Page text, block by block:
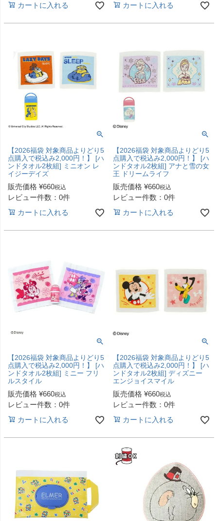
カートに入れる カートに入れる
【2026福袋 対象商品よりどり5
点購入で税込み2,000円！】 [ハ
ンドタオル2枚組] ミニオン レ
イジーデイズ
販売価格 ¥660税込
レビュー件数：0件
カートに入れる
【2026福袋 対象商品よりどり5
点購入で税込み2,000円！】 [ハ
ンドタオル2枚組] アナと雪の女
王 ドリームライフ
販売価格 ¥660税込
レビュー件数：0件
カートに入れる
【2026福袋 対象商品よりどり5
点購入で税込み2,000円！】 [ハ
ンドタオル2枚組] ミニー フリ
ルスタイル
販売価格 ¥660税込
レビュー件数：0件
カートに入れる
【2026福袋 対象商品よりどり5
点購入で税込み2,000円！】 [ハ
ンドタオル2枚組] ディズニー
エンジョイスマイル
販売価格 ¥660税込
レビュー件数：0件
カートに入れる